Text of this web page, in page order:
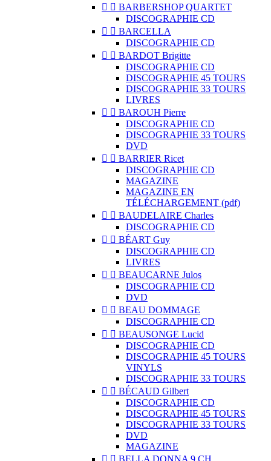
  BARBERSHOP QUARTET
DISCOGRAPHIE CD
  BARCELLA
DISCOGRAPHIE CD
  BARDOT Brigitte
DISCOGRAPHIE CD
DISCOGRAPHIE 45 TOURS
DISCOGRAPHIE 33 TOURS
LIVRES
  BAROUH Pierre
DISCOGRAPHIE CD
DISCOGRAPHIE 33 TOURS
DVD
  BARRIER Ricet
DISCOGRAPHIE CD
MAGAZINE
MAGAZINE EN
TÉLÉCHARGEMENT (pdf)
  BAUDELAIRE Charles
DISCOGRAPHIE CD
  BÉART Guy
DISCOGRAPHIE CD
LIVRES
  BEAUCARNE Julos
DISCOGRAPHIE CD
DVD
  BEAU DOMMAGE
DISCOGRAPHIE CD
  BEAUSONGE Lucid
DISCOGRAPHIE CD
DISCOGRAPHIE 45 TOURS
VINYLS
DISCOGRAPHIE 33 TOURS
  BÉCAUD Gilbert
DISCOGRAPHIE CD
DISCOGRAPHIE 45 TOURS
DISCOGRAPHIE 33 TOURS
DVD
MAGAZINE
  BELLA DONNA 9 CH